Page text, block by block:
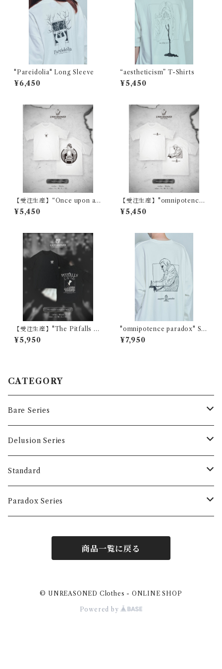
"Pareidolia" Long Sleeve
¥6,450
“aestheticism” T-Shirts
¥5,450
【受注生産】“Once upon a ti
me” T-Shirts
¥5,450
【受注生産】"omnipotence
paradox" T-Shirts
¥5,450
【受注生産】"The Pitfalls of
Popular Will" T-Shirts
¥5,950
"omnipotence paradox" Sw
eat
¥7,950
CATEGORY
Bare Series
Tops
T-shirts
Long sleeve
Accessory
Delusion Series
Tops
T-shirts
Accessory
Standard
Tops
Paradox Series
商品一覧に戻る
© UNREASONED Clothes - ONLINE SHOP
Powered by